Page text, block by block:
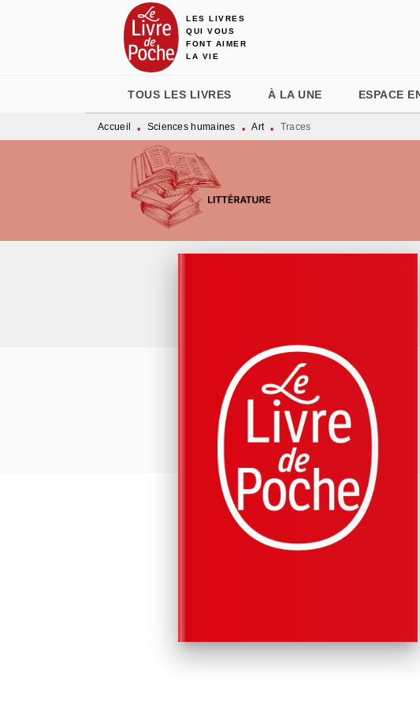
MENU RECHERCHE
LES LIVRES
QUI VOUS
FONT AIMER
LA VIE
TOUS LES LIVRES À LA UNE ESPACE
Accueil • Sciences humaines • Art • Traces